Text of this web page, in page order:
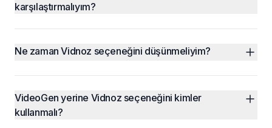
karşılaştırmalıyım?
Ne zaman Vidnoz seçeneğini düşünmeliyim?
VideoGen yerine Vidnoz seçeneğini kimler
kullanmalı?